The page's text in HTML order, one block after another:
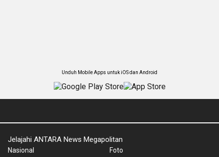
Unduh Mobile Apps untuk iOS dan Android
Jelajahi ANTARA News Megapolitan
Nasional
Foto